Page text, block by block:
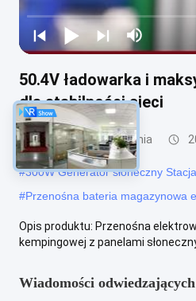
50.4V ładowarka i
dla stabilności sieci
Przenośna elektrownia
#300W Generator słoneczny
#Przenośna bateria magazynowa
Opis produktu: Przenośna
kempingowej z panelami
Wiadomości odwiedzających